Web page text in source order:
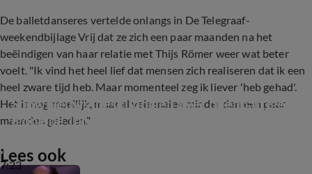
De balletdanseres vertelde onlangs in De Telegraaf-
weekendbijlage Vrij dat ze zich een paar maanden na het
beëindigen van haar relatie met Thijs Römer weer wat beter
voelt. "Ik vind het heel lief dat mensen zich realiseren dat ik een
heel zware tijd heb. Maar momenteel zeg ik liever 'heb gehad'.
Het is nog moeilijk, maar al vele malen minder dan een paar
maanden geleden."
7:23
Shownieuws-deskundigen over openhartige
Igone de Jongh
Lees ook